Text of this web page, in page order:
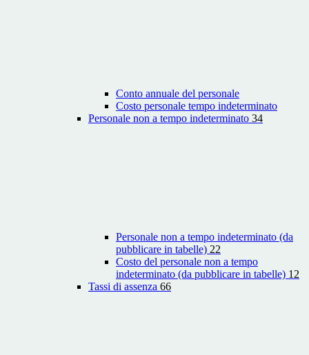
Conto annuale del personale
Costo personale tempo indeterminato
Personale non a tempo indeterminato 34
Personale non a tempo indeterminato (da
pubblicare in tabelle) 22
Costo del personale non a tempo
indeterminato (da pubblicare in tabelle) 12
Tassi di assenza 66